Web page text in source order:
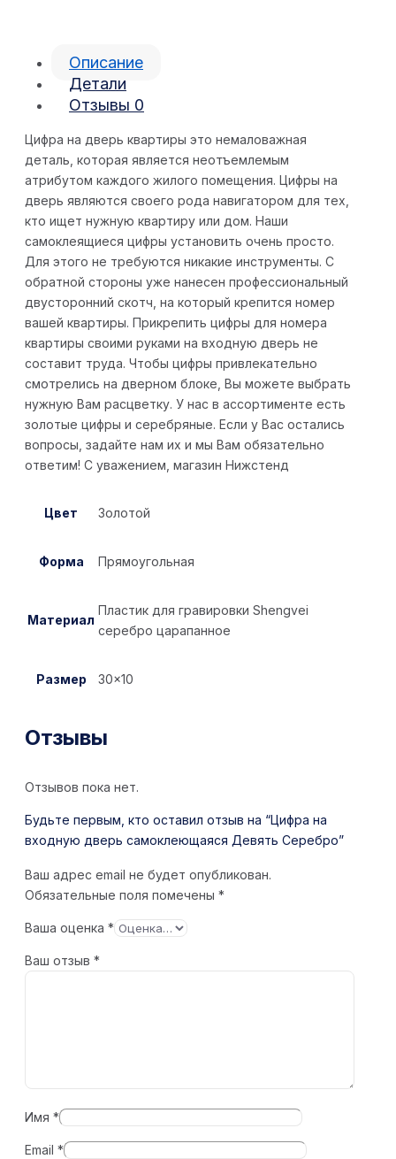
Описание
Детали
Отзывы 0
Цифра на дверь квартиры это немаловажная
деталь, которая является неотъемлемым
атрибутом каждого жилого помещения. Цифры на
дверь являются своего рода навигатором для тех,
кто ищет нужную квартиру или дом. Наши
самоклеящиеся цифры установить очень просто.
Для этого не требуются никакие инструменты. С
обратной стороны уже нанесен профессиональный
двусторонний скотч, на который крепится номер
вашей квартиры. Прикрепить цифры для номера
квартиры своими руками на входную дверь не
составит труда. Чтобы цифры привлекательно
смотрелись на дверном блоке, Вы можете выбрать
нужную Вам расцветку. У нас в ассортименте есть
золотые цифры и серебряные. Если у Вас остались
вопросы, задайте нам их и мы Вам обязательно
ответим! С уважением, магазин Нижстенд
Цвет Золотой
Форма Прямоугольная
Материал
Пластик для гравировки Shengvei
серебро царапанное
Размер 30×10
Отзывы
Отзывов пока нет.
Будьте первым, кто оставил отзыв на “Цифра на
входную дверь самоклеющаяся Девять Серебро”
Ваш адрес email не будет опубликован.
Обязательные поля помечены *
Ваша оценка *
Ваш отзыв *
Имя *
Email *